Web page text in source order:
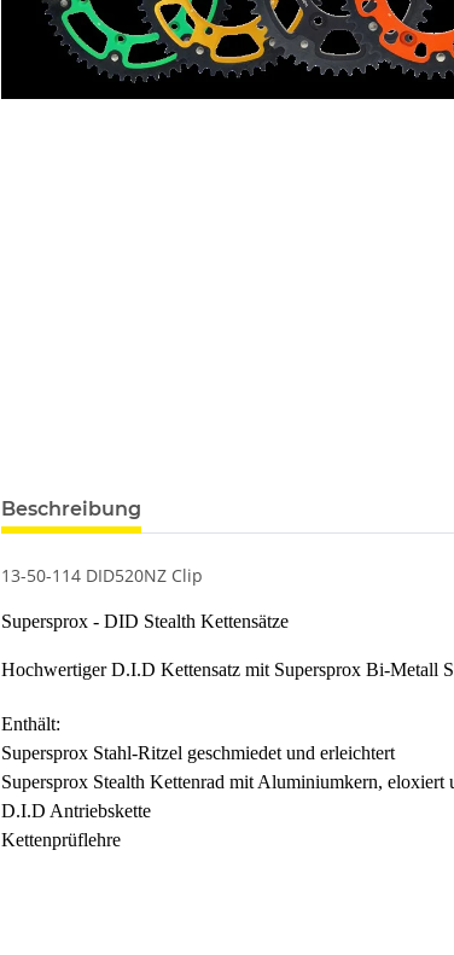
Beschreibung
13-50-114 DID520NZ Clip
Supersprox - DID Stealth Kettensätze
Hochwertiger D.I.D Kettensatz mit Supersprox Bi-Metall
Enthält:
Supersprox Stahl-Ritzel geschmiedet und erleichtert
Supersprox Stealth Kettenrad mit Aluminiumkern, eloxiert
D.I.D Antriebskette
Kettenprüflehre